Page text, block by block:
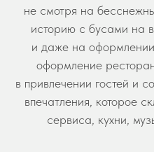
не смотря на
историю с бусами на
и даже на
оформление
в привлечении гостей и
впечатления, которое
сервиса, кухни,